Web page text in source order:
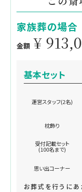
家族葬の場合
金額 ¥
基本セット
運営スタッフ(2名)
枕飾り
受付記載セット
(100名まで)
思い出コーナー
お葬式を行うに